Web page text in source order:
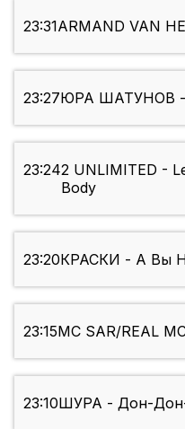
23:31ARMAND VAN
23:27ЮРА ШАТУНOВ -
23:242 UNLIMITED -
Body
23:20КРАСКИ - А Вы
23:15MC SAR/REAL
23:10ШУРА - Дон-